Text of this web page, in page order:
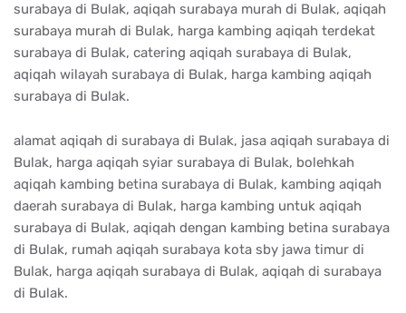
surabaya di Bulak, aqiqah surabaya murah di Bulak, aqiqah
surabaya murah di Bulak, harga kambing aqiqah terdekat
surabaya di Bulak, catering aqiqah surabaya di Bulak,
aqiqah wilayah surabaya di Bulak, harga kambing aqiqah
surabaya di Bulak.
alamat aqiqah di surabaya di Bulak, jasa aqiqah surabaya di
Bulak, harga aqiqah syiar surabaya di Bulak, bolehkah
aqiqah kambing betina surabaya di Bulak, kambing aqiqah
daerah surabaya di Bulak, harga kambing untuk aqiqah
surabaya di Bulak, aqiqah dengan kambing betina surabaya
di Bulak, rumah aqiqah surabaya kota sby jawa timur di
Bulak, harga aqiqah surabaya di Bulak, aqiqah di surabaya
di Bulak.